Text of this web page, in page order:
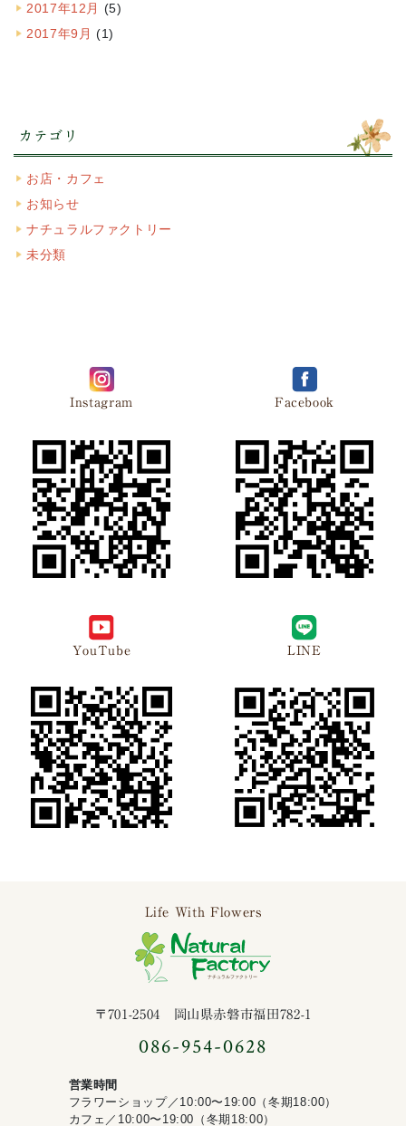
2017年12月 (5)
2017年9月 (1)
カテゴリ
お店・カフェ
お知らせ
ナチュラルファクトリー
未分類
Instagram Facebook
YouTube LINE
Life With Flowers
ナチュラルフ
〒701-2504 岡山県赤磐市福田782-1
086-954-0628
営業時間
フラワーショップ／10:00〜19:00（冬期18:00）
カフェ／10:00〜19:00（冬期18:00）